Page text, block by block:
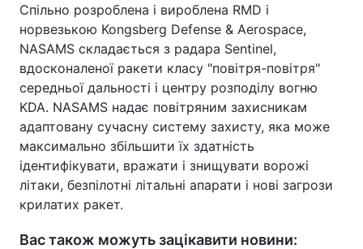
Спільно розроблена і вироблена RMD і
норвезькою Kongsberg Defense & Aerospace,
NASAMS складається з радара Sentinel,
вдосконаленої ракети класу "повітря-повітря"
середньої дальності і центру розподілу вогню
KDA. NASAMS надає повітряним захисникам
адаптовану сучасну систему захисту, яка може
максимально збільшити їх здатність
ідентифікувати, вражати і знищувати ворожі
літаки, безпілотні літальні апарати і нові загрози
крилатих ракет.
Вас також можуть зацікавити новини: